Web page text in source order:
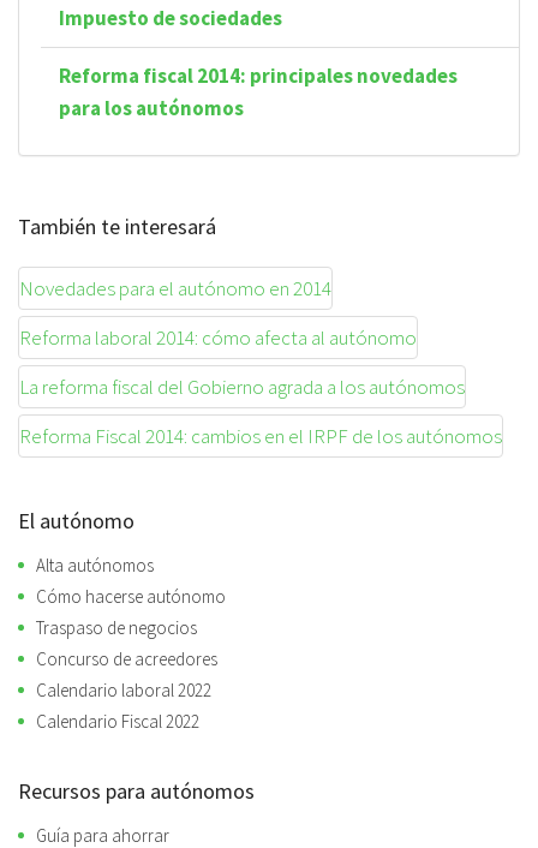
Impuesto de sociedades
Reforma fiscal 2014: principales novedades
para los autónomos
También te interesará
Novedades para el autónomo en 2014
Reforma laboral 2014: cómo afecta al autónomo
La reforma fiscal del Gobierno agrada a los autónomos
Reforma Fiscal 2014: cambios en el IRPF de los autónomos
El autónomo
Alta autónomos
Cómo hacerse autónomo
Traspaso de negocios
Concurso de acreedores
Calendario laboral 2022
Calendario Fiscal 2022
Recursos para autónomos
Guía para ahorrar